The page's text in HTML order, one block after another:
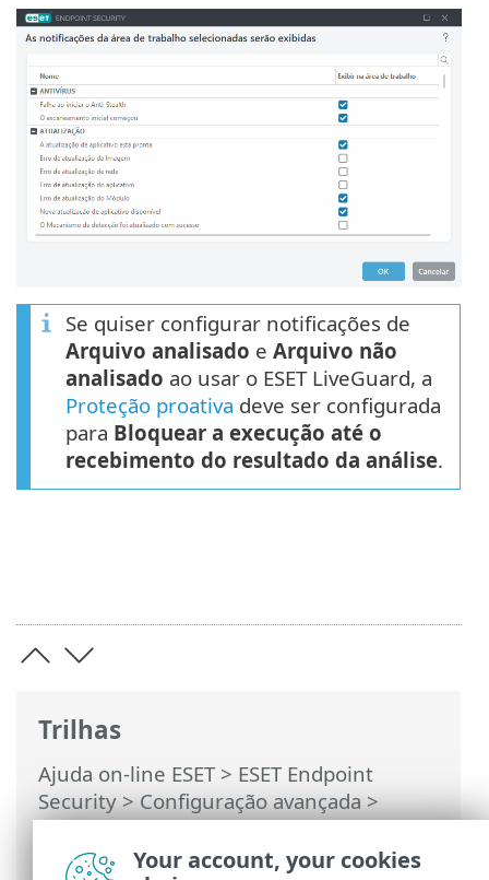
Trilhas
Ajuda on-line ESET> ESET Endpoint
Security>Configuração avançada>
Notificações>Notificações na área de
trabalho
> Janela de diálogo –
Se quiser configurar notificações de
Arquivo analisado e Arquivo não
analisado ao usar o ESET LiveGuard, a
Proteção proativa deve ser configurada
para Bloquear a execução até o
recebimento do resultado da análise.
Your account, your cookies